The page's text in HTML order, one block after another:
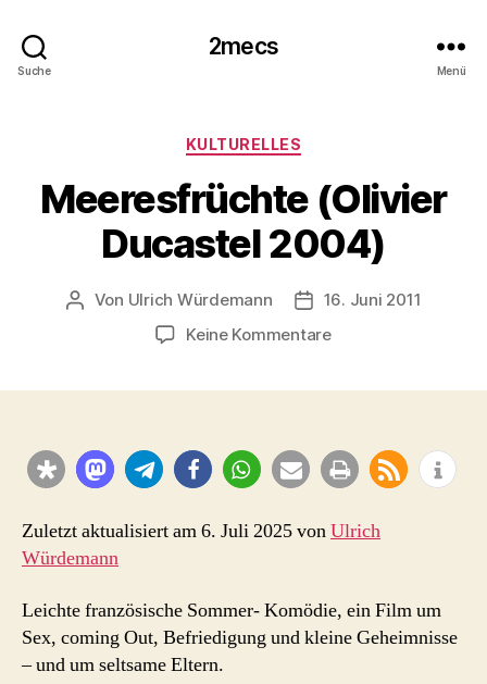
Suche
2mecs
Menü
Kategorien
KULTURELLES
Meeresfrüchte (Olivier
Ducastel 2004)
Beitragsautor
Von Ulrich Würdemann Beitragsdatum
16. Juni 2011
Keine Kommentarezu
Zuletzt aktualisiert am 6. Juli 2025 vonUlrich
Würdemann
Leichte französische Sommer- Komödie, ein Film um
Sex, coming Out, Befriedigung und kleine Geheimnisse
– und um seltsame Eltern.